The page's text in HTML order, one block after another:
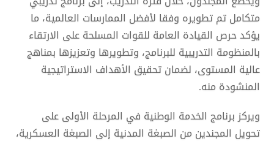
متكامل تم تطويره وفقا لأفضل الممارسات العالمية، ما
يؤكد حرص القيادة العامة للقوات المسلحة على الارتقاء
بالمنظومة التدريبية للبرنامج، وتطويرها وتعزيزها بمناهج
عالية المستوى، لضمان تحقيق الأهداف الاستراتيجية
المنشودة منه.
ويركز برنامج الخدمة الوطنية في المرحلة الأولى على
تحويل المجندين من الصبغة المدنية إلى الصبغة العسكرية،